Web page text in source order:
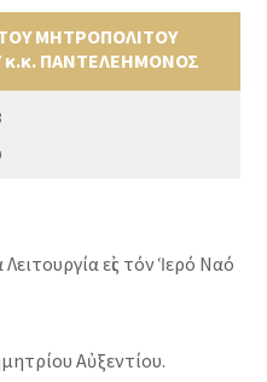
ΜΗΤΡΟΠΟΛΙΤΟΥ
κ.κ. ΠΑΝΤΕΛΕΗΜΟΝΟΣ
Λειτουργία εἰς τόν Ἱερό Ναό
Αὐξεντίου.